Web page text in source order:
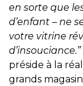
en sorte que
d’enfant – ne
votre vitrine
d’insouciance.”
préside à la
grands